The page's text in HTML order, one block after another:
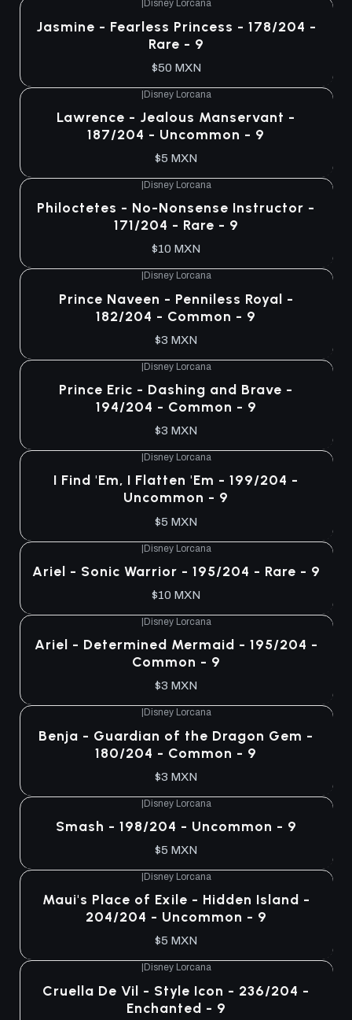
Disney Lorcana
Jasmine - Fearless Princess - 178/204 -
Rare - 9
$50 MXN
|Disney Lorcana
Lawrence - Jealous Manservant -
187/204 - Uncommon - 9
$5 MXN
Disney Lorcana
Philoctetes - No-Nonsense Instructor -
171/204 - Rare - 9
$10 MXN
Disney Lorcana
Prince Naveen - Penniless Royal -
182/204 - Common - 9
$3 MXN
|Disney Lorcana
Prince Eric - Dashing and Brave -
194/204 - Common - 9
$3 MXN
Disney Lorcana
I Find 'Em, I Flatten 'Em - 199/204 -
Uncommon - 9
$5 MXN
|Disney Lorcana
Ariel - Sonic Warrior - 195/204 - Rare - 9
$10 MXN
Disney Lorcana
Ariel - Determined Mermaid - 195/204 -
Common - 9
$3 MXN
Disney Lorcana
Benja - Guardian of the Dragon Gem -
180/204 - Common - 9
$3 MXN
|Disney Lorcana
Smash - 198/204 - Uncommon - 9
$5 MXN
Disney Lorcana
Maui's Place of Exile - Hidden Island -
204/204 - Uncommon - 9
$5 MXN
Disney Lorcana
Cruella De Vil - Style Icon - 236/204 -
Enchanted - 9